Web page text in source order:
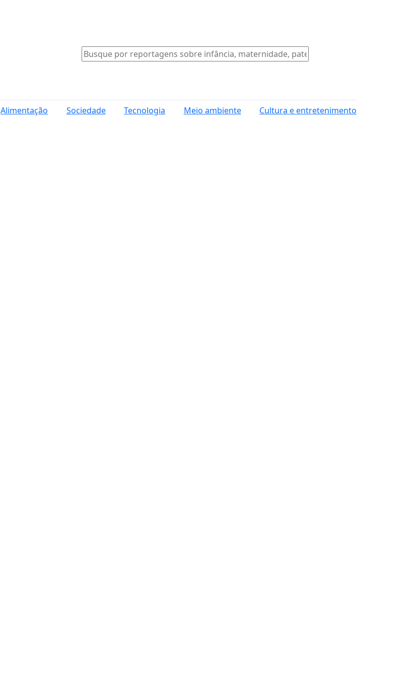
Alimentação Sociedade Tecnologia Meio ambiente
Cultura e entretenimento